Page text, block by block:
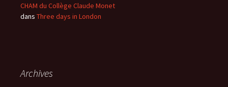
CHAM du Collège Claude Monet
dans Three days in London
Archives